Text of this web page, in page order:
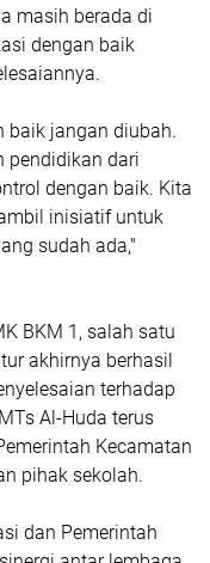
masih berada di
dengan baik
baik jangan diubah.
pendidikan dari
dengan baik. Kita
inisiatif untuk
sudah ada,"
BKM 1, salah satu
akhirnya berhasil
terhadap
Al-Huda terus
Kecamatan
pihak sekolah.
dan Pemerintah